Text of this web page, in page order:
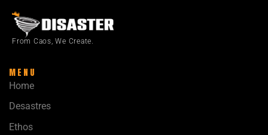
From Caos, We Create.
MENU
Home
Desastres
Ethos